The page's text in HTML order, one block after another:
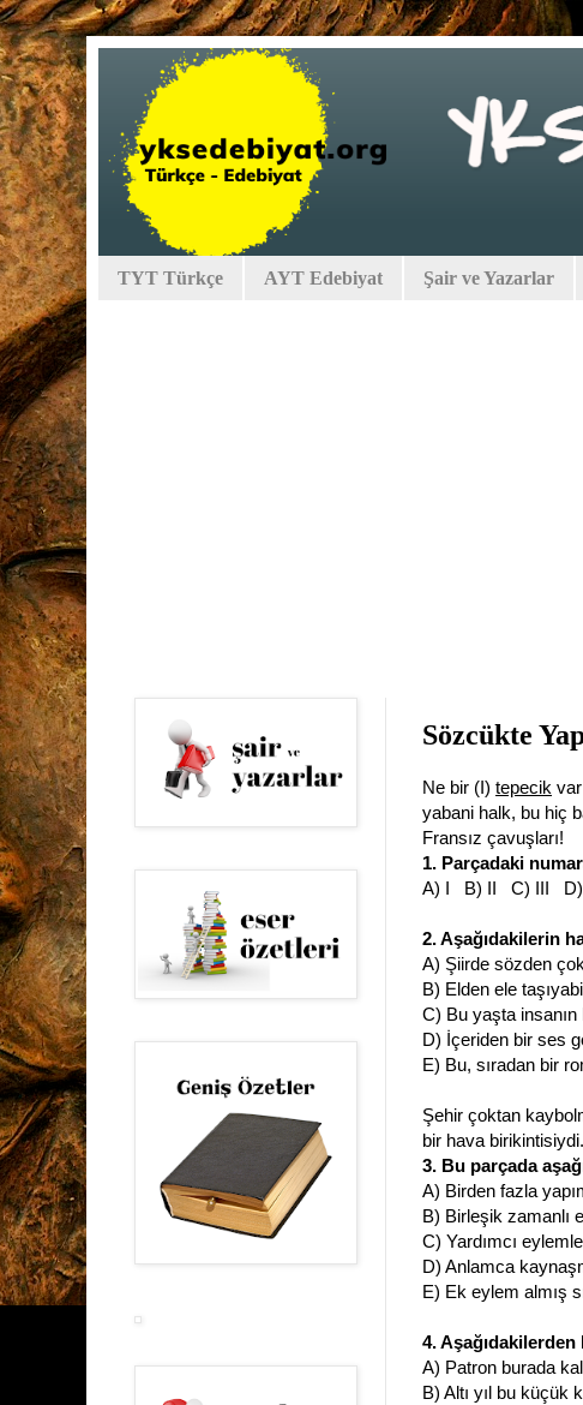
TYT Türkçe AYT Edebiyat Şair ve Yazarlar
Sözcükte
Ne bir (I) tepecik
yabani halk, bu hiç
Fransız çavuşları!
1. Parçadaki
A) I B) II C) III
2. Aşağıdakilerin
A) Şiirde sözden
B) Elden ele
C) Bu yaşta
D) İçeriden bir ses
E) Bu, sıradan bir
Şehir çoktan
bir hava
3. Bu parçada
A) Birden fazla
B) Birleşik zamanlı
C) Yardımcı
D) Anlamca
E) Ek eylem almış
4.
A) Patron burada
B) Altı yıl bu küçük